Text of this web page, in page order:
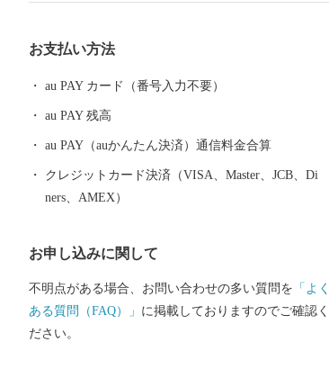
す。 最新の配送状況につきましては、各配送会社の公
式サイトをご確認ください。 返礼品のお届けをお待ち
おかけいたしますが、何卒ご理解とご了承を賜ります
ようお願い申し上げます。 ----------------------------------
嶽山をはじめ一千メートルを越える急峻な山々がそび
え、飛騨木曽川国定公園や県立自然公園なども位置す
る自然豊かな地域です。 また、飛騨川に沿って国道41
お支払い方法
au PAY カード（番号入力不要）
au PAY 残高
au PAY（auかんたん決済）通信料金合算
クレジットカード決済（VISA、Master、JCB、Di
ners、AMEX）
お申し込みに関して
不明点がある場合、お問い合わせの多い質問を 「よく
ある質問（FAQ）」 に掲載しておりますのでご確認く
ださい。